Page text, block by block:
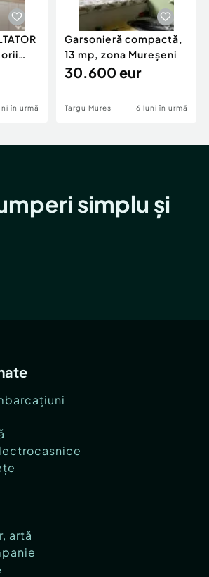
în urmă
Garsonieră compactă,
13 mp, zona Mureșeni
30.600 eur
Targu Mures 6 luni în urmă
simplu și
artă